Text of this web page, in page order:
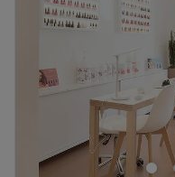
Venerdì
Sabato
La Farmacia
Siciliana Nord Ovest
creato uno spazio per
attenzionei e